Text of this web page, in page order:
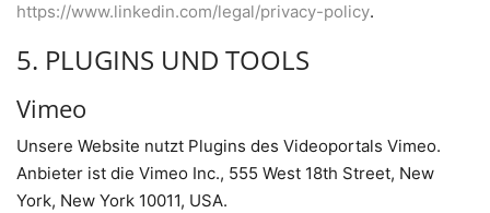
https://www.linkedin.com/legal/privacy-policy.
5. PLUGINS UND TOOLS
Vimeo
Unsere Website nutzt Plugins des Videoportals Vimeo.
Anbieter ist die Vimeo Inc., 555 West 18th Street, New
York, New York 10011, USA.